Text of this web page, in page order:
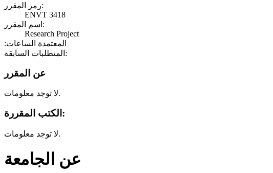
رمز المقرر:
ENVT 3418
اسم المقرر:
Research Project
:المعتمدة الساعات
المتطلبات السابقة:
عن المقرر
لا توجد معلومات.
الكتب المقررة:
لا توجد معلومات.
عن الجامعة